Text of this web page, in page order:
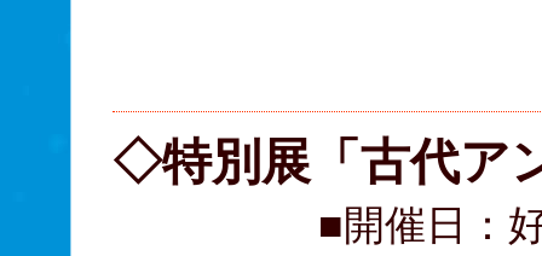
◇特別展「古代ア
■開催日：